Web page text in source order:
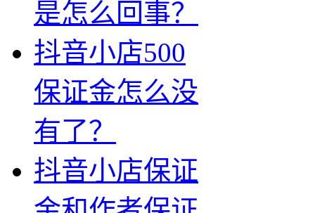
是怎么回事？
抖音小店500
保证金怎么没
有了？
抖音小店保证